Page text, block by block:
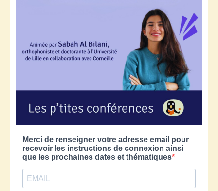
Merci de renseigner votre adresse email pour
recevoir les instructions de connexion ainsi
que les prochaines dates et thématiques